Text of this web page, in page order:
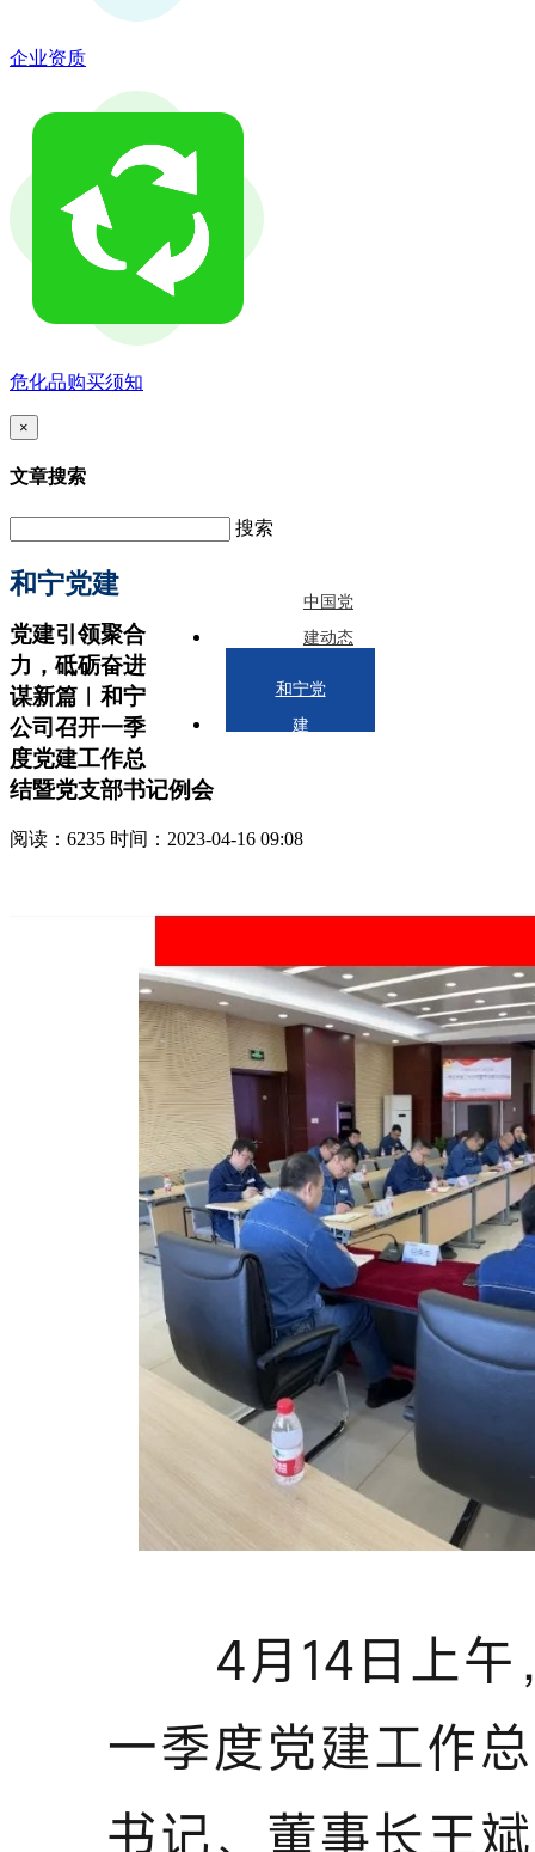
企业资质
危化品购买须知
×
文章搜索
搜索
和宁党建
中国党
建动态
和宁党
建
党建引领聚合
力，砥砺奋进
谋新篇︱和宁
公司召开一季
度党建工作总
结暨党支部书记例会
阅读：6235 时间：2023-04-16 09:08